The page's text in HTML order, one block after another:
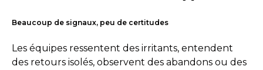
Beaucoup de signaux, peu de certitudes
Les équipes ressentent des irritants, entendent
des retours isolés, observent des abandons ou des